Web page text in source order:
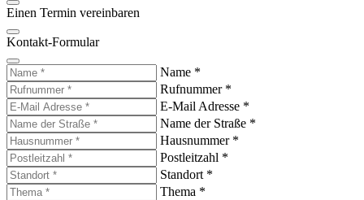
Einen Termin vereinbaren
Kontakt-Formular
Name *
Rufnummer *
E-Mail Adresse *
Name der Straße *
Hausnummer *
Postleitzahl *
Standort *
Thema *